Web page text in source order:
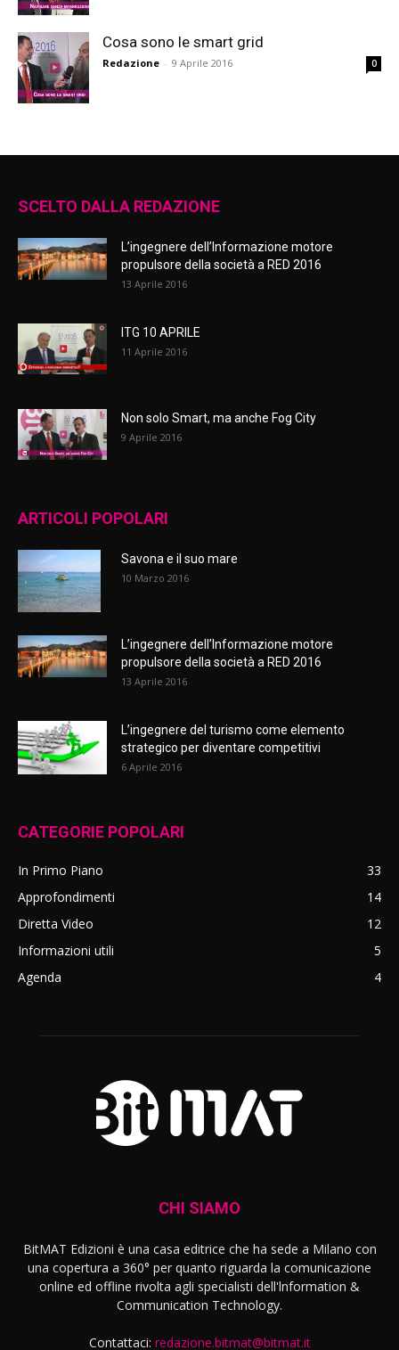
Cosa sono le smart grid
Redazione - 9 Aprile 2016 0
SCELTO DALLA REDAZIONE
L’ingegnere dell’Informazione motore
propulsore della società a RED 2016
13 Aprile 2016
ITG 10 APRILE
11 Aprile 2016
Non solo Smart, ma anche Fog City
9 Aprile 2016
ARTICOLI POPOLARI
Savona e il suo mare
10 Marzo 2016
L’ingegnere dell’Informazione motore
propulsore della società a RED 2016
13 Aprile 2016
L’ingegnere del turismo come elemento
strategico per diventare competitivi
6 Aprile 2016
CATEGORIE POPOLARI
In Primo Piano
33
Approfondimenti
14
Diretta Video
12
Informazioni utili
5
Agenda
4
CHI SIAMO
BitMAT Edizioni è una casa editrice che ha sede a Milano con
una copertura a 360° per quanto riguarda la comunicazione
online ed offline rivolta agli specialisti dell'lnformation &
Communication Technology.
Contattaci: redazione.bitmat@bitmat.it